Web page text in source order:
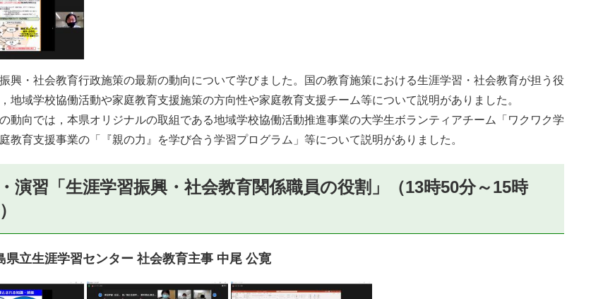
興・社会教育行政施策の最新の動向について学びました。国の教育施策における生涯学習・社会教育が担う役
地域学校協働活動や家庭教育支援施策の方向性や家庭教育支援チーム等について説明がありました。
動向では，本県オリジナルの取組である地域学校協働活動推進事業の大学生ボランティアチーム「ワクワク学
教育支援事業の「『親の力』を学び合う学習プログラム」等について説明がありました。
演習 「生涯学習振興・社会教育関係職員の役割」
（13時50分～15時
県立生涯学習センター 社会教育主事 中尾 公寛